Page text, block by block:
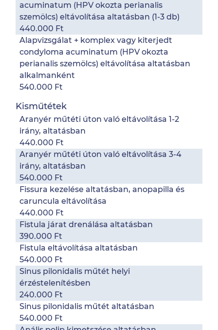
acuminatum (HPV okozta perianalis
szemölcs) eltávolítása altatásban (1-3 db)
440.000 Ft
Alapvizsgálat + komplex vagy kiterjedt
condyloma acuminatum (HPV okozta
perianalis szemölcs) eltávolítása altatásban
alkalmanként
540.000 Ft
Kisműtétek
Aranyér műtéti úton való eltávolítása 1-2
irány, altatásban
440.000 Ft
Aranyér műtéti úton való eltávolítása 3-4
irány, altatásban
540.000 Ft
Fissura kezelése altatásban, anopapilla és
caruncula eltávolítása
440.000 Ft
Fistula járat drenálása altatásban
390.000 Ft
Fistula eltávolítása altatásban
540.000 Ft
Sinus pilonidalis műtét helyi
érzéstelenítésben
240.000 Ft
Sinus pilonidalis műtét altatásban
540.000 Ft